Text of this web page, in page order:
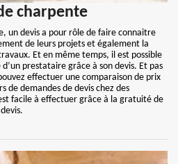
charpente
un devis a pour rôle de faire connaitre
de leurs projets et également la
Et en même temps, il est possible
prestataire grâce à son devis. Et pas
effectuer une comparaison de prix
de demandes de devis chez des
facile à effectuer grâce à la gratuité de